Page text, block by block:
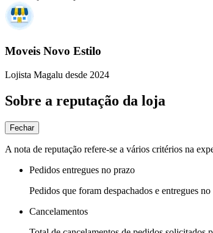
Moveis Novo Estilo
Lojista Magalu desde 2024
Sobre a reputação da loja
Fechar
A nota de reputação refere-se a vários critérios na
Pedidos entregues no prazo
Pedidos que foram despachados e entregues
Cancelamentos